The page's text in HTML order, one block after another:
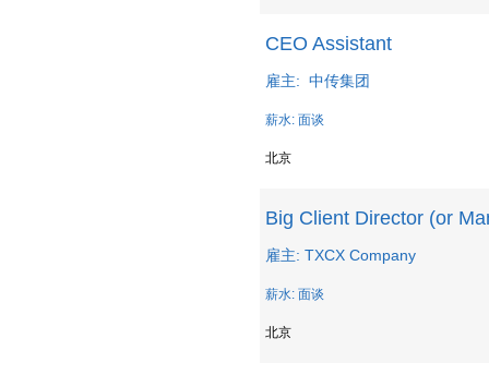
CEO Assistant
雇主: 中传集团
薪水: 面谈
北京
Big Client Director (or
雇主: TXCX Company
薪水: 面谈
北京